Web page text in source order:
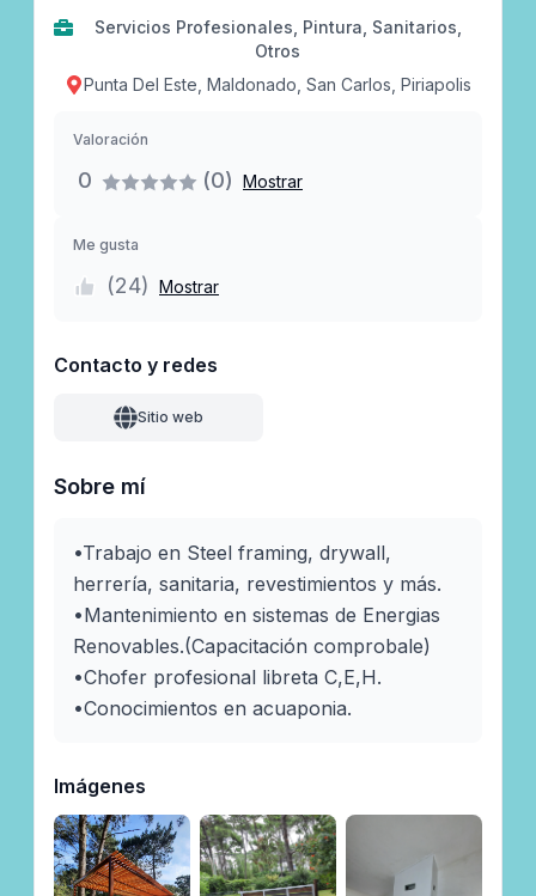
Servicios Profesionales, Pintura, Sanitarios,
Otros
Punta Del Este, Maldonado, San Carlos, Piriapolis
Valoración
0 (0) Mostrar
Me gusta
(24) Mostrar
Contacto y redes
Sitio web
Sobre mí
•Trabajo en Steel framing, drywall,
herrería, sanitaria, revestimientos y más.
•Mantenimiento en sistemas de Energias
Renovables.(Capacitación comprobale)
•Chofer profesional libreta C,E,H.
•Conocimientos en acuaponia.
Imágenes